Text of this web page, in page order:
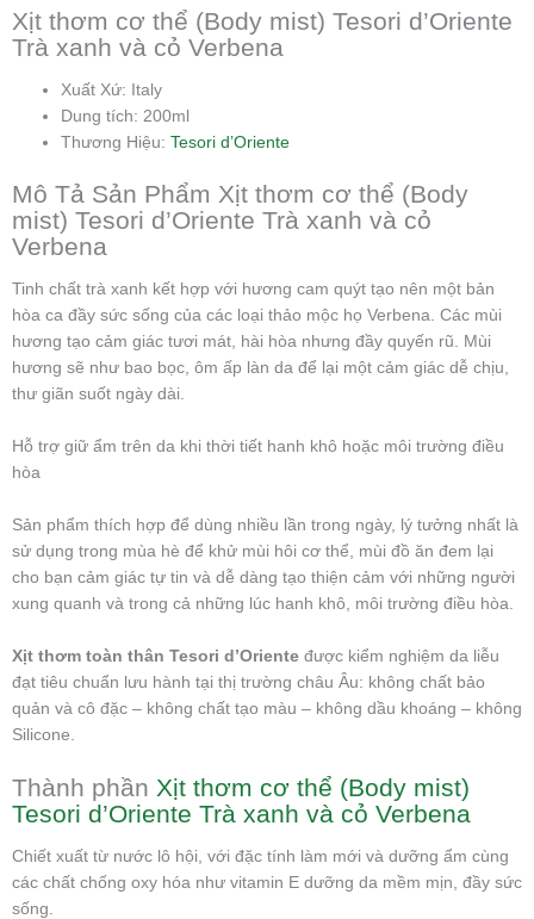
Xịt thơm cơ thể (Body mist) Tesori d’Oriente
Trà xanh và cỏ Verbena
Xuất Xứ: Italy
Dung tích: 200ml
Thương Hiệu:Tesori d’Oriente
Mô Tả Sản Phẩm Xịt thơm cơ thể (Body
mist) Tesori d’Oriente Trà xanh và cỏ
Verbena
Tinh chất trà xanh kết hợp với hương cam quýt tạo nên một bản
hòa ca đầy sức sống của các loại thảo mộc họ Verbena. Các mùi
hương tạo cảm giác tươi mát, hài hòa nhưng đầy quyến rũ. Mùi
hương sẽ như bao bọc, ôm ấp làn da để lại một cảm giác dễ chịu,
thư giãn suốt ngày dài.
Hỗ trợ giữ ẩm trên da khi thời tiết hanh khô hoặc môi trường điều
hòa
Sản phẩm thích hợp để dùng nhiều lần trong ngày, lý tưởng nhất là
sử dụng trong mùa hè để khử mùi hôi cơ thể, mùi đồ ăn đem lại
cho bạn cảm giác tự tin và dễ dàng tạo thiện cảm với những người
xung quanh và trong cả những lúc hanh khô, môi trường điều hòa.
Xịt thơm toàn thân Tesori d’Oriente được kiểm nghiệm da liễu
đạt tiêu chuẩn lưu hành tại thị trường châu Âu: không chất bảo
quản và cô đặc – không chất tạo màu – không dầu khoáng – không
Silicone.
Thành phần Xịt thơm cơ thể (Body mist)
Tesori d’Oriente Trà xanh và cỏ Verbena
Chiết xuất từ nước lô hội, với đặc tính làm mới và dưỡng ẩm cùng
các chất chống oxy hóa như vitamin E dưỡng da mềm mịn, đầy sức
sống.